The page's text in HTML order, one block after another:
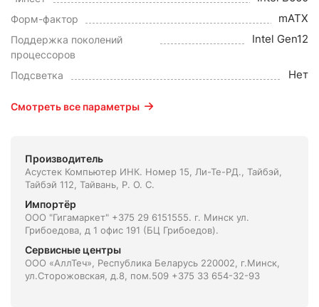
Форм-фактор mATX
Поддержка поколений
процессоров
Intel Gen12
Подсветка Нет
Смотреть все параметры
Производитель
Асустек Компьютер ИНК. Номер 15, Ли-Те-РД., Тайбэй,
Тайбэй 112, Тайвань, Р. О. С.
Импортёр
ООО "Гигамаркет" +375 29 6151555. г. Минск ул.
Грибоедова, д 1 офис 191 (БЦ Грибоедов).
Сервисные центры
ООО «АллТеч», Республика Беларусь 220002, г.Минск,
ул.Сторожовская, д.8, пом.509 +375 33 654-32-93